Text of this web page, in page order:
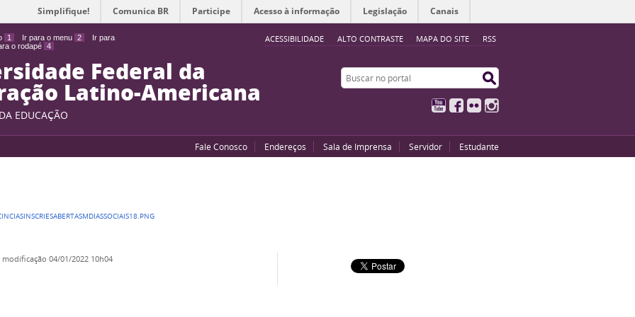
1 Ir para o menu 2
Ir para
o rodapé 4
ACESSIBILIDADE ALTO CONTRASTE MAPA DO SITE RSS
Simplifique! Comunica BR Participe Acesso à informação Legislação Canais
Federal da
Latino-Americana
EDUCAÇÃO
Buscar no portal
YouTubeFacebook
Flickr
Fale Conosco Endereços Sala de Imprensa Servidor Estudante
04/01/2022 10h04